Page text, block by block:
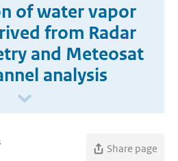
of water vapor
from Radar
and Meteosat
analysis
Share page